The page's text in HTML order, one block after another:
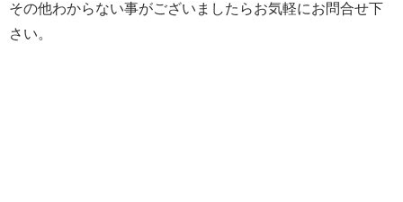
その他わからない事がございましたらお気軽にお問合せ下
さい。